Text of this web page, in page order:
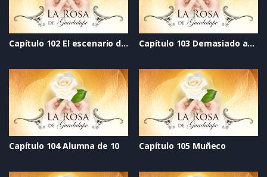
Capítulo 102 El escenario de la vida Capítulo 103 Demasiado amor
Capítulo 104 Alumna de 10 Capítulo 105 Muñeco